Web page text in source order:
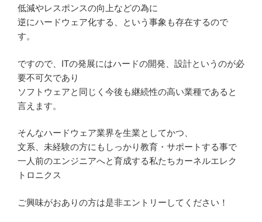
低減やレスポンスの向上などの為に
逆にハードウェア化する、という事象も存在するので
す。
ですので、ITの発展にはハードの開発、設計というのが必
要不可欠であり
ソフトウェアと同じく今後も継続性の高い業種であると
言えます。
そんなハードウェア業界を生業としてかつ、
文系、未経験の方にもしっかり教育・サポートする事で
一人前のエンジニアへと育成する私たちカーネルエレク
トロニクス
ご興味がおありの方は是非エントリーしてください！